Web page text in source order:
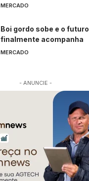
MERCADO
Boi gordo sobe e o futuro
finalmente acompanha
MERCADO
- ANUNCIE -